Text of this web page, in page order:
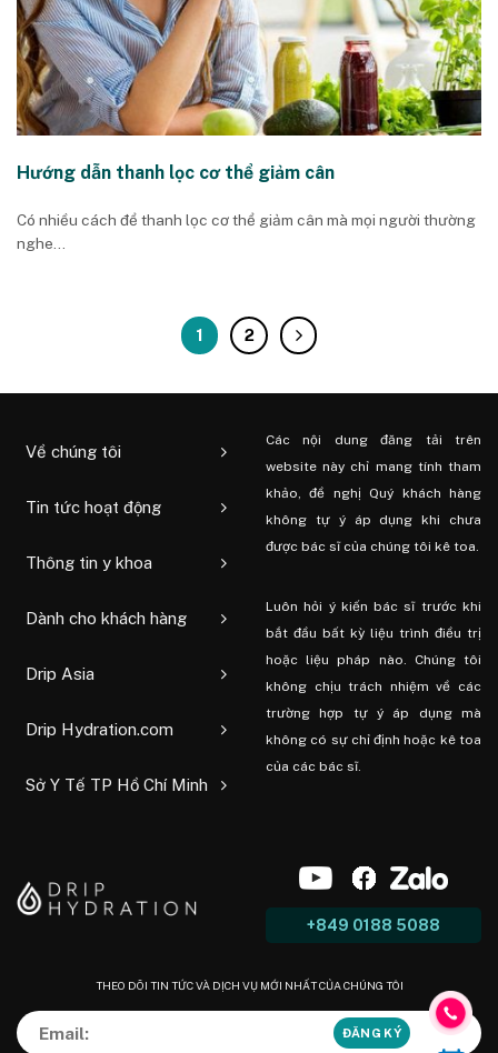
Hướng dẫn thanh lọc cơ thể giảm cân
Có nhiều cách để thanh lọc cơ thể giảm cân mà mọi người thường
nghe...
1 2
Về chúng tôi
Tin tức hoạt động
Thông tin y khoa
Dành cho khách hàng
Drip Asia
Drip Hydration.com
Sở Y Tế TP Hồ Chí Minh
Các nội dung đăng tải trên
website này chỉ mang tính tham
khảo, đề nghị Quý khách hàng
không tự ý áp dụng khi chưa
được bác sĩ của chúng tôi kê toa.
Luôn hỏi ý kiến ​​bác sĩ trước khi
bắt đầu bất kỳ liệu trình điều trị
hoặc liệu pháp nào. Chúng tôi
không chịu trách nhiệm về các
trường hợp tự ý áp dụng mà
không có sự chỉ định hoặc kê toa
của các bác sĩ.
+849 0188 5088
THEO DÕI TIN TỨC VÀ DỊCH VỤ MỚI NHẤT CỦA CHÚNG TÔI